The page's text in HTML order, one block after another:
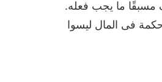
مسبقًا ما يجب فعله.
فى المال ليسوا